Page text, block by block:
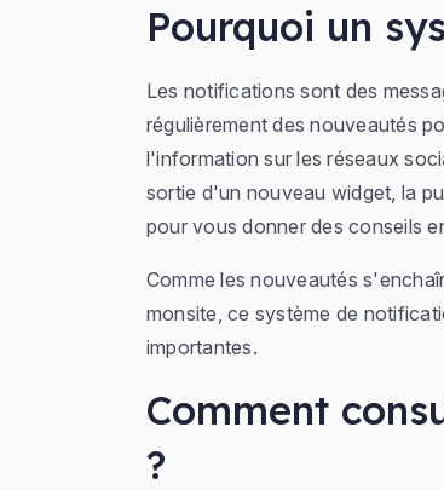
Pourquoi un
Les notifications sont des
régulièrement des nouveautés
l'information sur les réseaux
sortie d'un nouveau widget, la
pour vous donner des conseils
Comme les nouveautés
monsite, ce système de
importantes.
Comment
?